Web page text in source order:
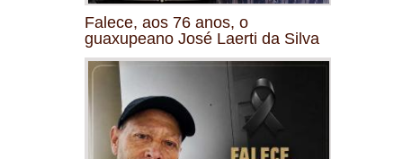
Falece, aos 76 anos, o
guaxupeano José Laerti da Silva